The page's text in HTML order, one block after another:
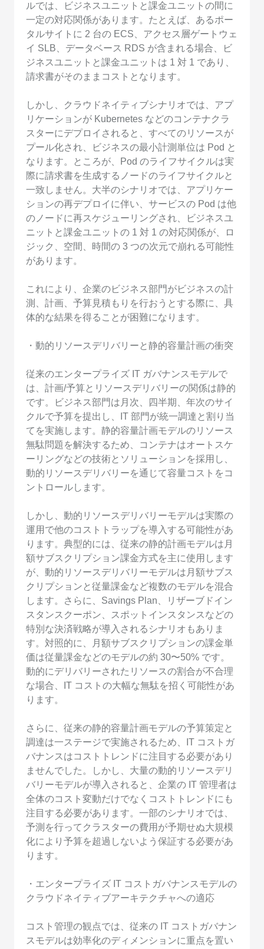
ルでは、ビジネスユニットと課金ユニットの間に
一定の対応関係があります。たとえば、あるポー
タルサイトに 2 台の ECS、アクセス層ゲートウェ
イ SLB、データベース RDS が含まれる場合、ビ
ジネスユニットと課金ユニットは 1 対 1 であり、
請求書がそのままコストとなります。
しかし、クラウドネイティブシナリオでは、アプ
リケーションが Kubernetes などのコンテナクラ
スターにデプロイされると、すべてのリソースが
プール化され、ビジネスの最小計測単位は Pod と
なります。ところが、Pod のライフサイクルは実
際に請求書を生成するノードのライフサイクルと
一致しません。大半のシナリオでは、アプリケー
ションの再デプロイに伴い、サービスの Pod は他
のノードに再スケジューリングされ、ビジネスユ
ニットと課金ユニットの 1 対 1 の対応関係が、ロ
ジック、空間、時間の 3 つの次元で崩れる可能性
があります。
これにより、企業のビジネス部門がビジネスの計
測、計画、予算見積もりを行おうとする際に、具
体的な結果を得ることが困難になります。
・動的リソースデリバリーと静的容量計画の衝突
従来のエンタープライズ IT ガバナンスモデルで
は、計画/予算とリソースデリバリーの関係は静的
です。ビジネス部門は月次、四半期、年次のサイ
クルで予算を提出し、IT 部門が統一調達と割り当
てを実施します。静的容量計画モデルのリソース
無駄問題を解決するため、コンテナはオートスケ
ーリングなどの技術とソリューションを採用し、
動的リソースデリバリーを通じて容量コストをコ
ントロールします。
しかし、動的リソースデリバリーモデルは実際の
運用で他のコストトラップを導入する可能性があ
ります。典型的には、従来の静的計画モデルは月
額サブスクリプション課金方式を主に使用します
が、動的リソースデリバリーモデルは月額サブス
クリプションと従量課金など複数のモデルを混合
します。さらに、Savings Plan、リザーブドイン
スタンスクーポン、スポットインスタンスなどの
特別な決済戦略が導入されるシナリオもありま
す。対照的に、月額サブスクリプションの課金単
価は従量課金などのモデルの約 30〜50% です。
動的にデリバリーされたリソースの割合が不合理
な場合、IT コストの大幅な無駄を招く可能性があ
ります。
さらに、従来の静的容量計画モデルの予算策定と
調達は一ステージで実施されるため、IT コストガ
バナンスはコストトレンドに注目する必要があり
ませんでした。しかし、大量の動的リソースデリ
バリーモデルが導入されると、企業の IT 管理者は
全体のコスト変動だけでなくコストトレンドにも
注目する必要があります。一部のシナリオでは、
予測を行ってクラスターの費用が予期せぬ大規模
化により予算を超過しないよう保証する必要があ
ります。
・エンタープライズ IT コストガバナンスモデルの
クラウドネイティブアーキテクチャへの適応
コスト管理の観点では、従来の IT コストガバナン
スモデルは効率化のディメンションに重点を置い